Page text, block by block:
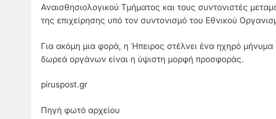
Αναισθησιολογικού Τμήματος και τους συντονιστές
της επιχείρησης υπό τον συντονισμό του Εθνικού
Για ακόμη μια φορά, η Ήπειρος στέλνει ένα ηχηρό
δωρεά οργάνων είναι η ύψιστη μορφή προσφοράς.
piruspost.gr
Πηγή φωτό αρχείου